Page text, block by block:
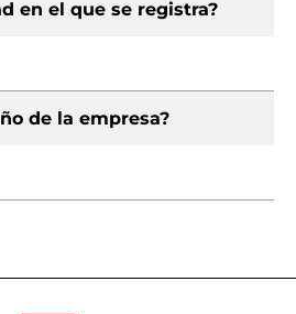
en el que se registra?
de la empresa?